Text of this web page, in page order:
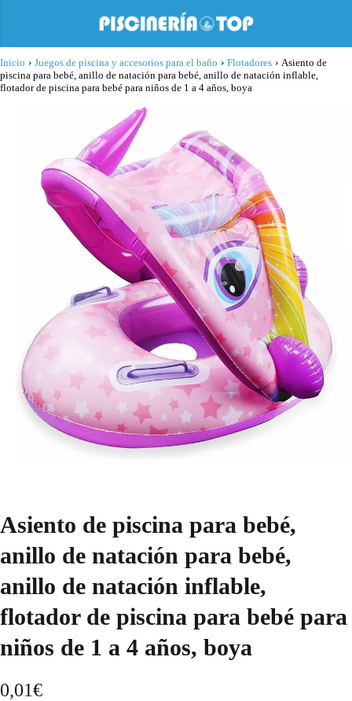
Inicio › Juegos de piscina y accesorios para el baño › Flotadores › Asiento de
piscina para bebé, anillo de natación para bebé, anillo de natación inflable,
flotador de piscina para bebé para niños de 1 a 4 años, boya
Asiento de piscina para bebé,
anillo de natación para bebé,
anillo de natación inflable,
flotador de piscina para bebé para
niños de 1 a 4 años, boya
0,01€